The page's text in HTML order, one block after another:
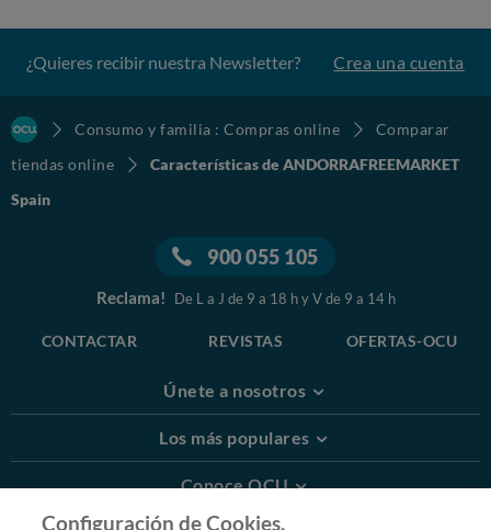
¿Quieres recibir nuestra Newsletter? Crea una cuenta
Consumo y familia : Compras online
Comparar
tiendas online
Características de ANDORRAFREEMARKET
Spain
900 055 105
Reclama! De L a J de 9 a 18 h y V de 9 a 14 h
CONTACTAR REVISTAS OFERTAS-OCU
Únete a nosotros
Los más populares
Conoce OCU
Configuración de Cookies.